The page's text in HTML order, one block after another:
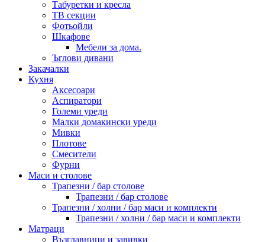
Табуретки и кресла
ТВ секции
Фотьойли
Шкафове
Мебели за дома.
Ъглови дивани
Закачалки
Кухня
Аксесоари
Аспиратори
Големи уреди
Малки домакински уреди
Мивки
Плотове
Смесители
Фурни
Маси и столове
Трапезни / бар столове
Трапезни / бар столове
Трапезни / холни / бар маси и комплекти
Трапезни / холни / бар маси и комплекти
Матраци
Възглавници и завивки